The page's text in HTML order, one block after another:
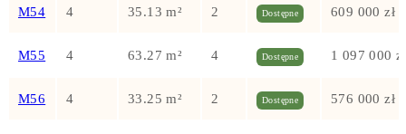
M54 4 35.13 m² 2 Dostępne 609 000 zł
M55 4 63.27 m² 4 Dostępne 1 097 000 zł
M56 4 33.25 m² 2 Dostępne 576 000 zł